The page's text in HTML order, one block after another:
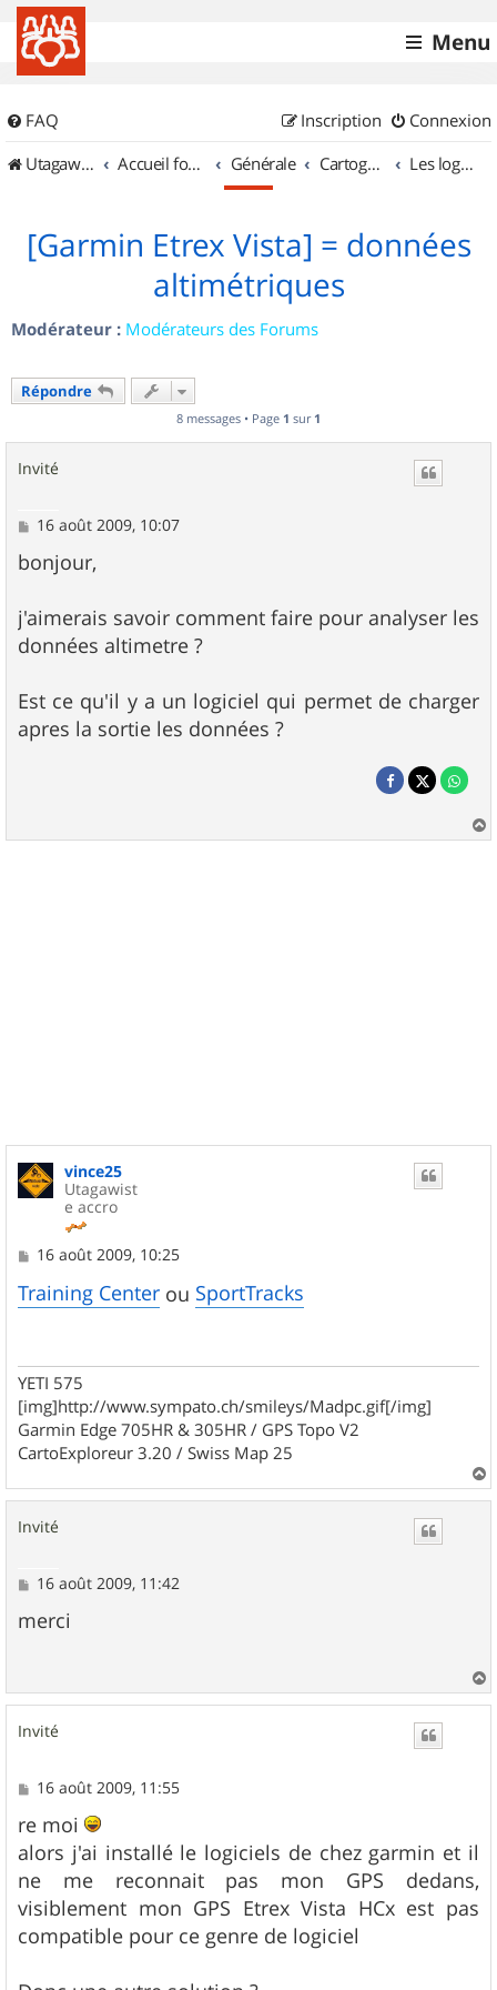
Menu
FAQ Connexion
Inscription
UtagawaVTT (Randos VTT et VTTAE avec traces GPS)
Accueil forum Générale Cartographie et GPS Les logiciels
[Garmin Etrex Vista] = données
altimétriques
Modérateur : Modérateurs des Forums
Répondre
8 messages • Page 1 sur 1
Invité
M
s
s
g
e
16 août 2009, 10:07
bonjour,
j'aimerais savoir comment faire pour analyser les
données altimetre ?
Est ce qu'il y a un logiciel qui permet de charger
apres la sortie les données ?
a
vince25
Utagawist
e accro
M
s
s
16 août 2009, 10:25
Training Center ou SportTracks
YETI 575
[img]http://www.sympato.ch/smileys/Madpc.gif[/img]
Garmin Edge 705HR & 305HR / GPS Topo V2
CartoExploreur 3.20 / Swiss Map 25
a
Invité
M
s
s
16 août 2009, 11:42
merci
a
u
Invité
M
s
s
a
g
e
16 août 2009, 11:55
re moi
alors j'ai installé le logiciels de chez garmin et il
ne me reconnait pas mon GPS dedans,
visiblement mon GPS Etrex Vista HCx est pas
compatible pour ce genre de logiciel